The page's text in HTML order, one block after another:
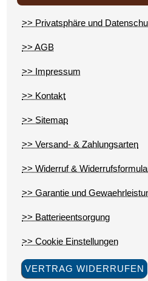
>> Privatsphäre und
>> AGB
>> Impressum
>> Kontakt
>> Sitemap
>> Versand- & Zahlungsarten
>> Widerruf &
>> Garantie und
>> Batterieentsorgung
>> Cookie Einstellungen
VERTRAG WIDERRUFEN